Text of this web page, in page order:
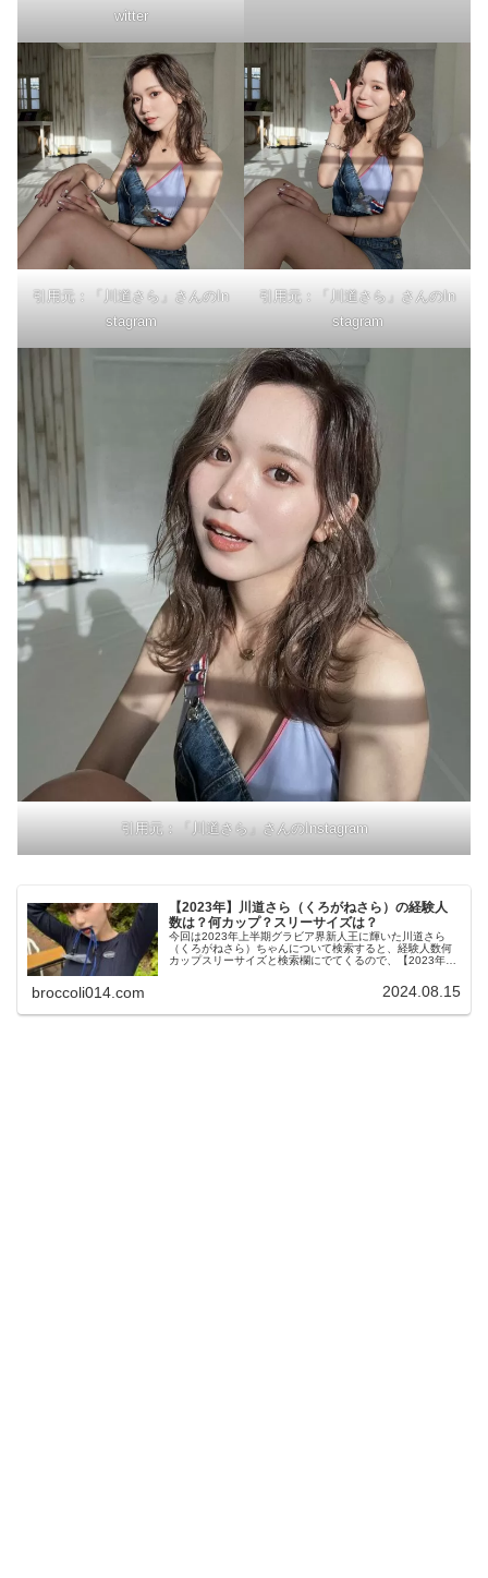
witter
引用元：「川道さら」さんのIn
stagram
引用元：「川道さら」さんのIn
stagram
引用元：「川道さら」さんのInstagram
【2023年】川道さら（くろがねさら）の経験人
数は？何カップ？スリーサイズは？
今回は2023年上半期グラビア界新人王に輝いた川道さら
（くろがねさら）ちゃんについて検索すると、経験人数何
カップスリーサイズと検索欄にでてくるので、【2023年】
broccoli014.com 2024.08.15